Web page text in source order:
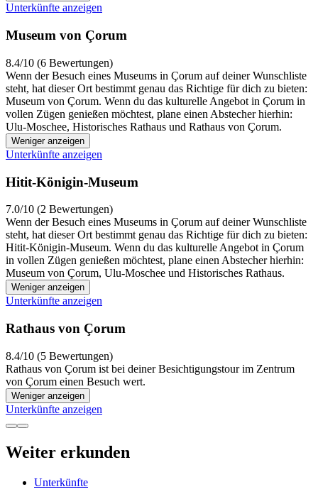
Unterkünfte anzeigen
Museum von Çorum
8.4/10 (6 Bewertungen)
Wenn der Besuch eines Museums in Çorum auf deiner Wunschliste
steht, hat dieser Ort bestimmt genau das Richtige für dich zu bieten:
Museum von Çorum. Wenn du das kulturelle Angebot in Çorum in
vollen Zügen genießen möchtest, plane einen Abstecher hierhin:
Ulu-Moschee, Historisches Rathaus und Rathaus von Çorum.
Weniger anzeigen
Unterkünfte anzeigen
Hitit-Königin-Museum
7.0/10 (2 Bewertungen)
Wenn der Besuch eines Museums in Çorum auf deiner Wunschliste
steht, hat dieser Ort bestimmt genau das Richtige für dich zu bieten:
Hitit-Königin-Museum. Wenn du das kulturelle Angebot in Çorum
in vollen Zügen genießen möchtest, plane einen Abstecher hierhin:
Museum von Çorum, Ulu-Moschee und Historisches Rathaus.
Weniger anzeigen
Unterkünfte anzeigen
Rathaus von Çorum
8.4/10 (5 Bewertungen)
Rathaus von Çorum ist bei deiner Besichtigungstour im Zentrum
von Çorum einen Besuch wert.
Weniger anzeigen
Unterkünfte anzeigen
Weiter erkunden
Unterkünfte